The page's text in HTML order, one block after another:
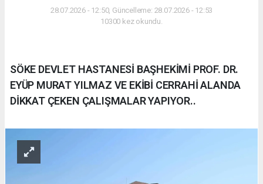
28.07.2026 - 12:50, Güncelleme: 28.07.2026 - 12:53
10300 kez okundu.
SÖKE DEVLET HASTANESİ BAŞHEKİMİ PROF. DR.
EYÜP MURAT YILMAZ VE EKİBİ CERRAHİ ALANDA
DİKKAT ÇEKEN ÇALIŞMALAR YAPIYOR..